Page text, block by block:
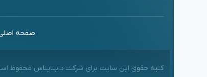
صفحه
کلیه حقوق این سایت برای شرکت دایناپلاس محفوظ